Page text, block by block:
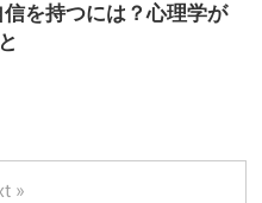
を持つには？心理学が
»